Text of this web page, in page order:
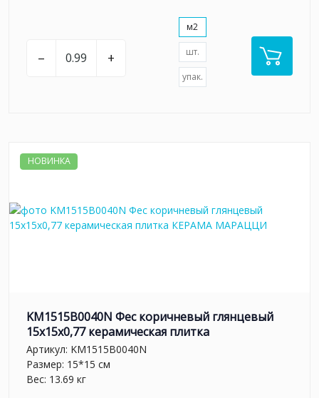
– +
м2
шт.
упак.
НОВИНКА
KM1515B0040N Фес коричневый глянцевый
15x15x0,77 керамическая плитка
Артикул: KM1515B0040N
Размер: 15*15 см
Вес: 13.69 кг